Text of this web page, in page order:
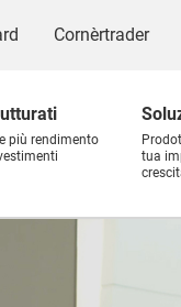
Cornèrtrader
più rendimento
tua